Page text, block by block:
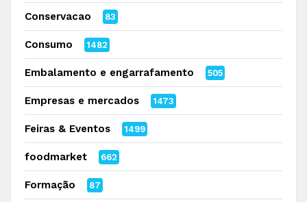
Conservacao 83
Consumo 1482
Embalamento e engarrafamento 505
Empresas e mercados 1473
Feiras & Eventos 1499
foodmarket 662
Formação 87